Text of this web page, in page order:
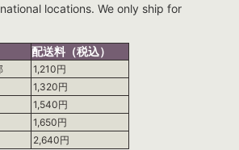
locations. We only ship for
配送料（税込）
1,210円
1,320円
1,540円
1,650円
2,640円